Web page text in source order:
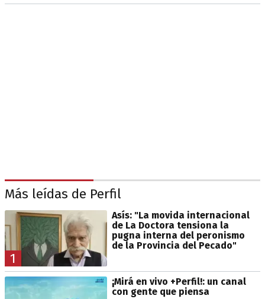
Más leídas de Perfil
1
Asís: "La movida internacional
de La Doctora tensiona la
pugna interna del peronismo
de la Provincia del Pecado"
¡Mirá en vivo +Perfil!: un canal
con gente que piensa